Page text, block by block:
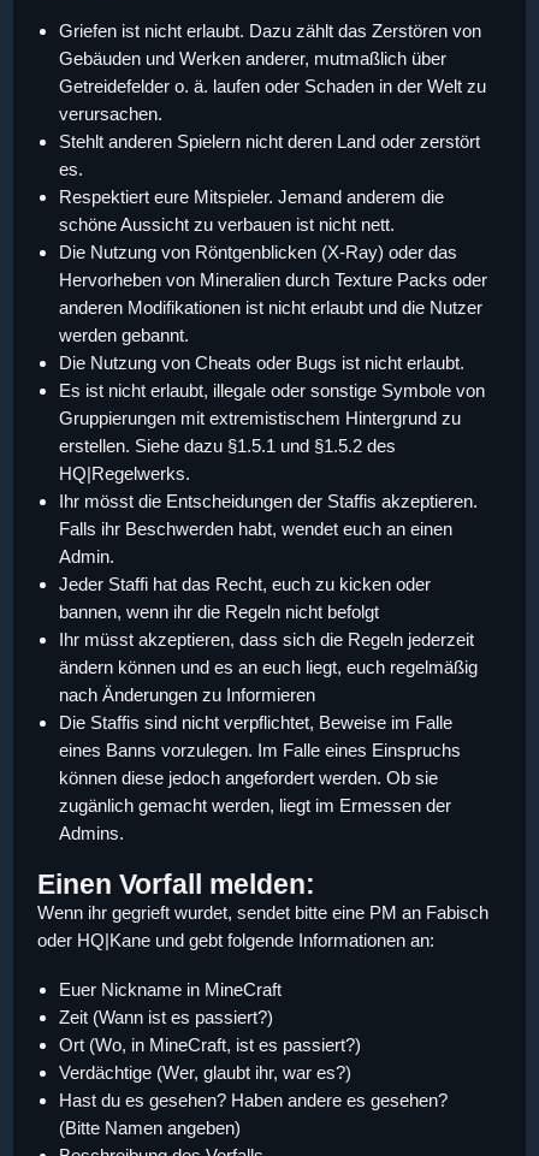
Griefen ist nicht erlaubt. Dazu zählt das Zerstören von
Gebäuden und Werken anderer, mutmaßlich über
Getreidefelder o. ä. laufen oder Schaden in der Welt zu
verursachen.
Stehlt anderen Spielern nicht deren Land oder zerstört
es.
Respektiert eure Mitspieler. Jemand anderem die
schöne Aussicht zu verbauen ist nicht nett.
Die Nutzung von Röntgenblicken (X-Ray) oder das
Hervorheben von Mineralien durch Texture Packs oder
anderen Modifikationen ist nicht erlaubt und die Nutzer
werden gebannt.
Die Nutzung von Cheats oder Bugs ist nicht erlaubt.
Es ist nicht erlaubt, illegale oder sonstige Symbole von
Gruppierungen mit extremistischem Hintergrund zu
erstellen. Siehe dazu §1.5.1 und §1.5.2 des
HQ|Regelwerks.
Ihr mösst die Entscheidungen der Staffis akzeptieren.
Falls ihr Beschwerden habt, wendet euch an einen
Admin.
Jeder Staffi hat das Recht, euch zu kicken oder
bannen, wenn ihr die Regeln nicht befolgt
Ihr müsst akzeptieren, dass sich die Regeln jederzeit
ändern können und es an euch liegt, euch regelmäßig
nach Änderungen zu Informieren
Die Staffis sind nicht verpflichtet, Beweise im Falle
eines Banns vorzulegen. Im Falle eines Einspruchs
können diese jedoch angefordert werden. Ob sie
zugänlich gemacht werden, liegt im Ermessen der
Admins.
Einen Vorfall melden:
Wenn ihr gegrieft wurdet, sendet bitte eine PM an Fabisch
oder HQ|Kane und gebt folgende Informationen an:
Euer Nickname in MineCraft
Zeit (Wann ist es passiert?)
Ort (Wo, in MineCraft, ist es passiert?)
Verdächtige (Wer, glaubt ihr, war es?)
Hast du es gesehen? Haben andere es gesehen?
(Bitte Namen angeben)